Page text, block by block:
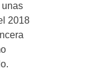
unas
2018